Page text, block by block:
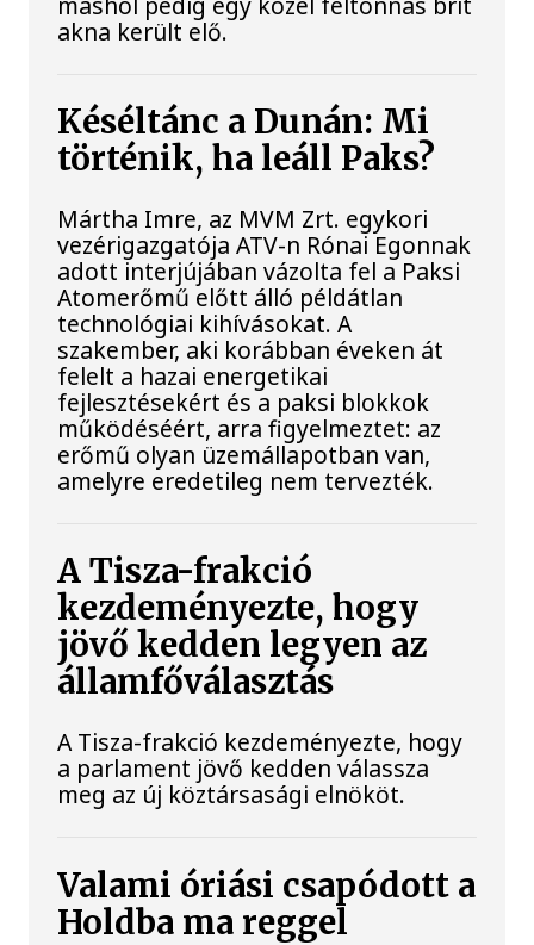
akna került elő.
Késéltánc a Dunán: Mi
történik, ha leáll Paks?
Mártha Imre, az MVM Zrt. egykori
vezérigazgatója ATV-n Rónai Egonnak
adott interjújában vázolta fel a Paksi
Atomerőmű előtt álló példátlan
technológiai kihívásokat. A
szakember, aki korábban éveken át
felelt a hazai energetikai
fejlesztésekért és a paksi blokkok
működéséért, arra figyelmeztet: az
erőmű olyan üzemállapotban van,
amelyre eredetileg nem tervezték.
A Tisza-frakció
kezdeményezte, hogy
jövő kedden legyen az
államfőválasztás
A Tisza-frakció kezdeményezte, hogy
a parlament jövő kedden válassza
meg az új köztársasági elnököt.
Valami óriási csapódott a
Holdba ma reggel